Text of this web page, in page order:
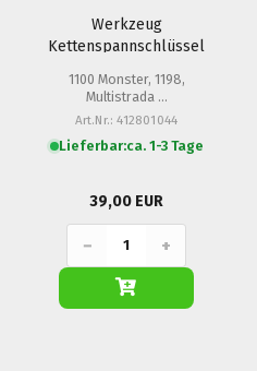
Werkzeug
Kettenspannschlüssel
1100 Monster, 1198,
Multistrada ...
Art.Nr.: 412801044
Lieferbar:ca. 1-3 Tage
39,00 EUR
− +